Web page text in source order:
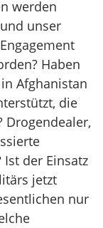
werden
unser
Haben
Afghanistan
die
Drogendealer,
der Einsatz
jetzt
nur